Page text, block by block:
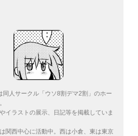
同人サークル「ウソ8割デマ2割」のホー
イラストの展示、日記等を掲載していま
関西中心に活動中。西は小倉、東は東京